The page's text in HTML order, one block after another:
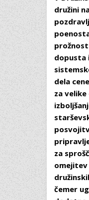
družini
dopusta
dela
za
za
čemer